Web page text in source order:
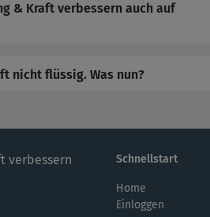
& Kraft verbessern auch auf
nicht flüssig. Was nun?
verbessern Schnellstart
Home
Einloggen